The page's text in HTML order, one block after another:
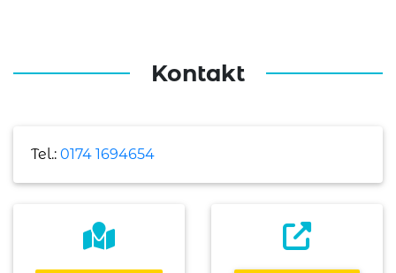
Kontakt
Tel.: 0174 1694654